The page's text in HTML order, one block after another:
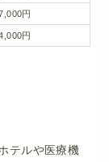
円
円
テルや医療機